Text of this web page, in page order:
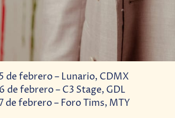
de febrero – Lunario, CDMX
de febrero – C3 Stage, GDL
de febrero – Foro Tims, MTY